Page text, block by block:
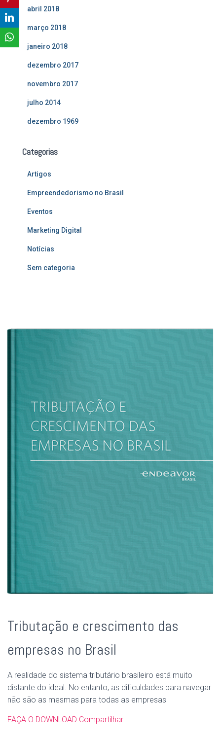
abril 2018
março 2018
janeiro 2018
dezembro 2017
novembro 2017
julho 2014
dezembro 1969
Categorias
Artigos
Empreendedorismo no Brasil
Eventos
Marketing Digital
Notícias
Sem categoria
Tributação e crescimento das
empresas no Brasil
A realidade do sistema tributário brasileiro está muito
distante do ideal. No entanto, as dificuldades para navegar
não são as mesmas para todas as empresas
FAÇA O DOWNLOAD Compartilhar